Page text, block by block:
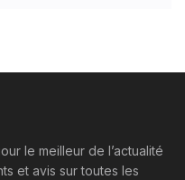
le meilleur de l’actualité
et avis sur toutes les